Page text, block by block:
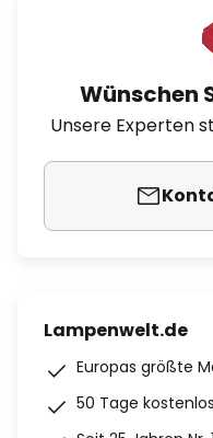
Wünschen
Unsere Experten
Lampenwelt.de
Europas größte
50 Tage